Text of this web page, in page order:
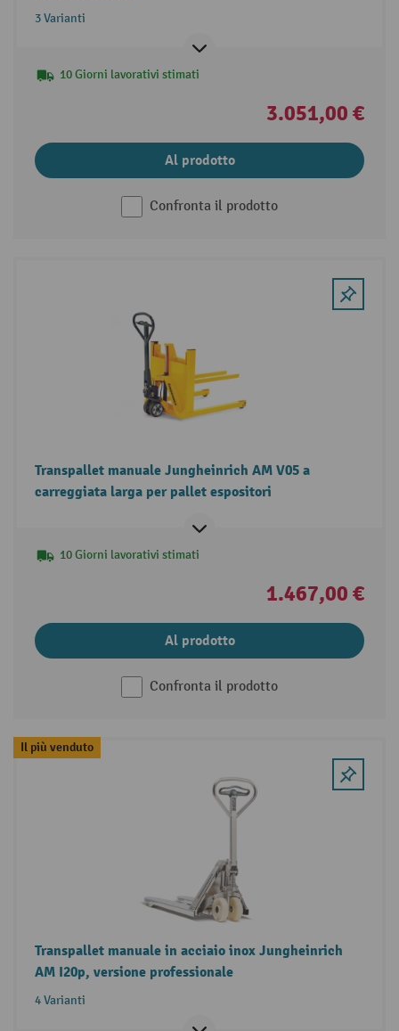
3 Varianti
10 Giorni lavorativi stimati
3.051,00 €
Al prodotto
Confronta il prodotto
Transpallet manuale Jungheinrich AM V05 a
carreggiata larga per pallet espositori
10 Giorni lavorativi stimati
1.467,00 €
Al prodotto
Confronta il prodotto
Il più venduto
Transpallet manuale in acciaio inox Jungheinrich
AM I20p, versione professionale
4 Varianti